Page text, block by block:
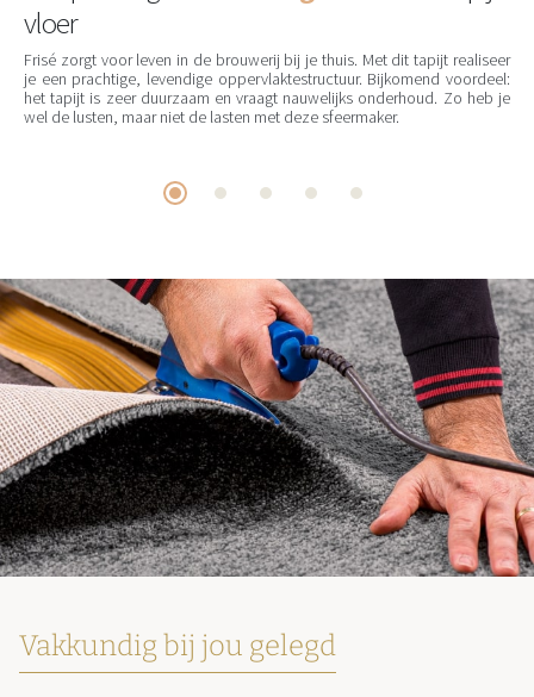
vloer
Frisé zorgt voor leven in de brouwerij bij je thuis. Met dit tapijt realiseer
je een prachtige, levendige oppervlaktestructuur. Bijkomend voordeel:
het tapijt is zeer duurzaam en vraagt nauwelijks onderhoud. Zo heb je
wel de lusten, maar niet de lasten met deze sfeermaker.
Vakkundig bij jou gelegd